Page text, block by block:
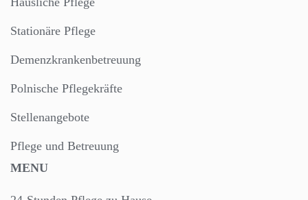
Stationäre Pflege
Demenzkrankenbetreuung
Polnische Pflegekräfte
Stellenangebote
Pflege und Betreuung
MENU